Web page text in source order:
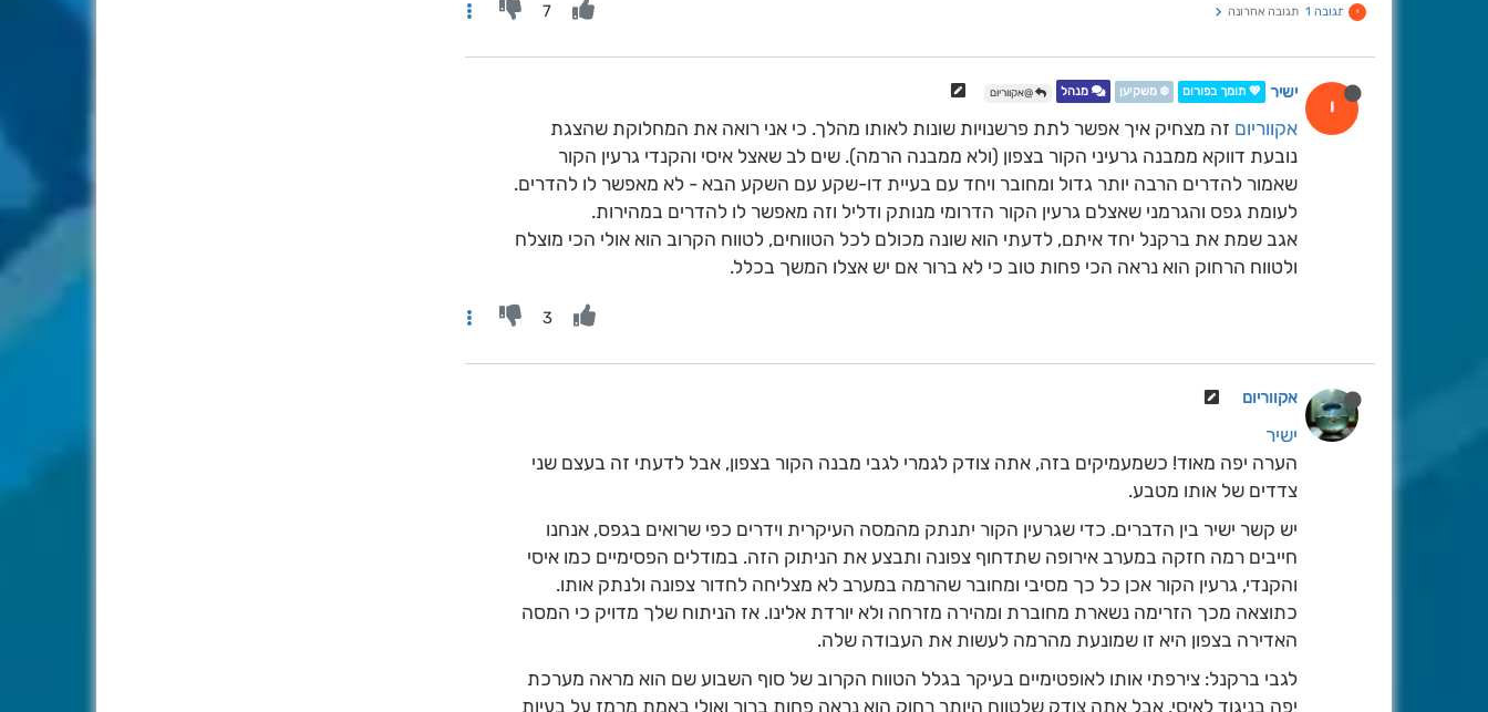
י תגובה 1 תגובה אחרונה 7
י ישיר 💖 תומך בפורום ❄️ משקיען מנהל @אקווריום
אקווריום זה מצחיק איך אפשר לתת פרשנויות שונות לאותו מהלך. כי אני רואה את המחלוקת שהצגת
נובעת דווקא ממבנה גרעיני הקור בצפון (ולא ממבנה הרמה). שים לב שאצל איסי והקנדי גרעין הקור
שאמור להדרים הרבה יותר גדול ומחובר ויחד עם בעיית דו-שקע עם השקע הבא - לא מאפשר לו להדרים.
לעומת גפס והגרמני שאצלם גרעין הקור הדרומי מנותק ודליל וזה מאפשר לו להדרים במהירות.
אגב שמת את ברקנל יחד איתם, לדעתי הוא שונה מכולם לכל הטווחים, לטווח הקרוב הוא אולי הכי מוצלח
ולטווח הרחוק הוא נראה הכי פחות טוב כי לא ברור אם יש אצלו המשך בכלל.
3
אקווריום
ישיר
הערה יפה מאוד! כשמעמיקים בזה, אתה צודק לגמרי לגבי מבנה הקור בצפון, אבל לדעתי זה בעצם שני
צדדים של אותו מטבע.
יש קשר ישיר בין הדברים. כדי שגרעין הקור יתנתק מהמסה העיקרית וידרים כפי שרואים בגפס, אנחנו
חייבים רמה חזקה במערב אירופה שתדחוף צפונה ותבצע את הניתוק הזה. במודלים הפסימיים כמו איסי
והקנדי, גרעין הקור אכן כל כך מסיבי ומחובר שהרמה במערב לא מצליחה לחדור צפונה ולנתק אותו.
כתוצאה מכך הזרימה נשארת מחוברת ומהירה מזרחה ולא יורדת אלינו. אז הניתוח שלך מדויק כי המסה
האדירה בצפון היא זו שמונעת מהרמה לעשות את העבודה שלה.
לגבי ברקנל: צירפתי אותו לאופטימיים בעיקר בגלל הטווח הקרוב של סוף השבוע שם הוא מראה מערכת
יפה בניגוד לאיסי, אבל אתה צודק שלטווח היותר רחוק הוא נראה פחות ברור ואולי באמת מרמז על בעיות